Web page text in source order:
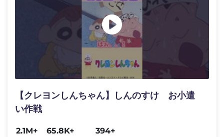
【クレヨンしんちゃん】しんのすけ お小遣
い作戦
2.1M+
65.8K+
394+